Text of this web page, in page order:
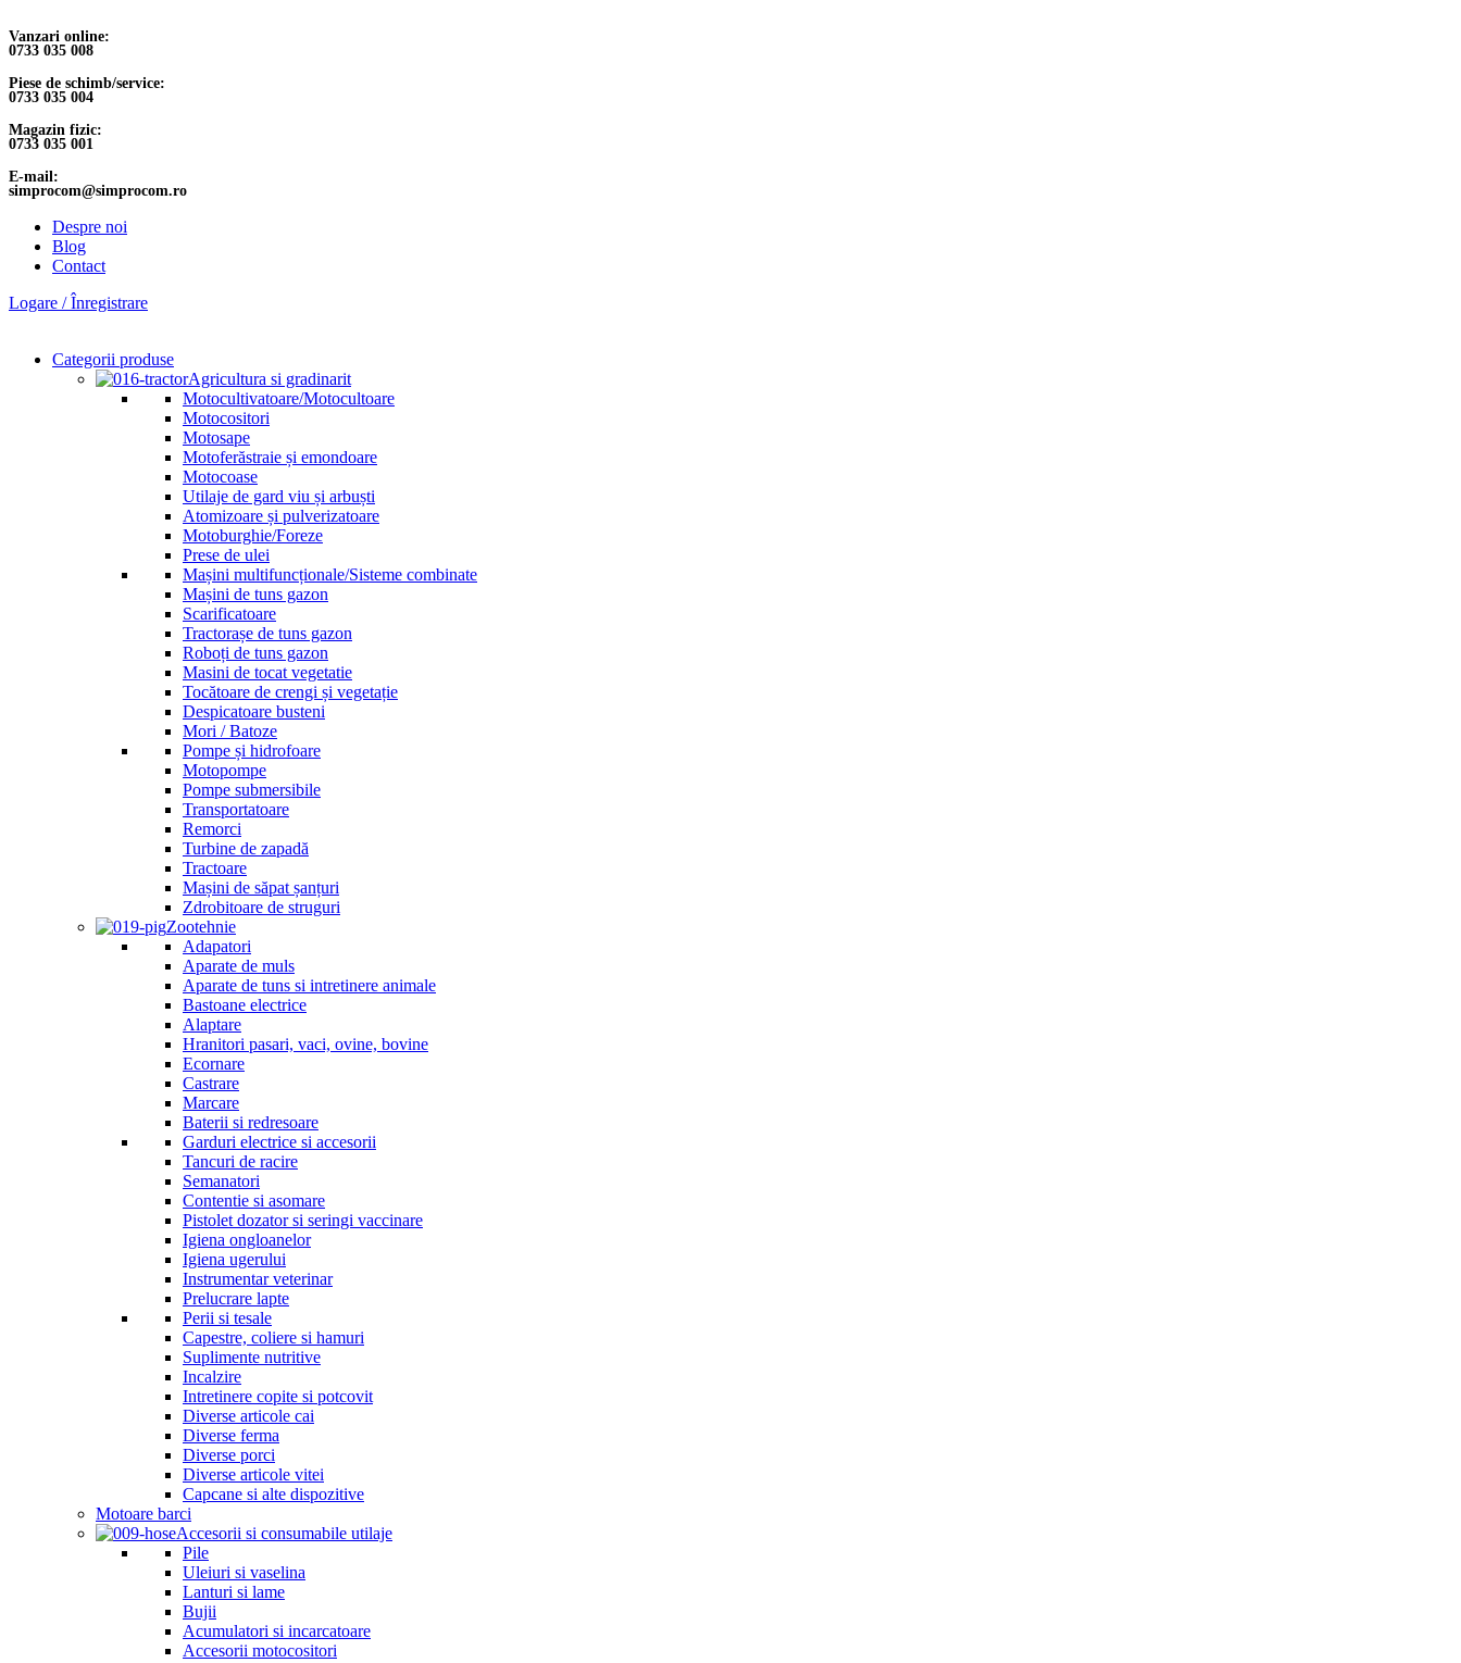
Vanzari online:
0733 035 008
Piese de schimb/service:
0733 035 004
Magazin fizic:
0733 035 001
E-mail:
simprocom@simprocom.ro
Despre noi
Blog
Contact
Logare / Înregistrare
Categorii produse
Agricultura si gradinarit
Motocultivatoare/Motocultoare
Motocositori
Motosape
Motoferăstraie și emondoare
Motocoase
Utilaje de gard viu și arbuști
Atomizoare și pulverizatoare
Motoburghie/Foreze
Prese de ulei
Mașini multifuncționale/Sisteme combinate
Mașini de tuns gazon
Scarificatoare
Tractorașe de tuns gazon
Roboți de tuns gazon
Masini de tocat vegetatie
Tocătoare de crengi și vegetație
Despicatoare busteni
Mori / Batoze
Pompe și hidrofoare
Motopompe
Pompe submersibile
Transportatoare
Remorci
Turbine de zapadă
Tractoare
Mașini de săpat șanțuri
Zdrobitoare de struguri
Zootehnie
Adapatori
Aparate de muls
Aparate de tuns si intretinere animale
Bastoane electrice
Alaptare
Hranitori pasari, vaci, ovine, bovine
Ecornare
Castrare
Marcare
Baterii si redresoare
Garduri electrice si accesorii
Tancuri de racire
Semanatori
Contentie si asomare
Pistolet dozator si seringi vaccinare
Igiena ongloanelor
Igiena ugerului
Instrumentar veterinar
Prelucrare lapte
Perii si tesale
Capestre, coliere si hamuri
Suplimente nutritive
Incalzire
Intretinere copite si potcovit
Diverse articole cai
Diverse ferma
Diverse porci
Diverse articole vitei
Capcane si alte dispozitive
Motoare barci
Accesorii si consumabile utilaje
Pile
Uleiuri si vaselina
Lanturi si lame
Bujii
Acumulatori si incarcatoare
Accesorii motocositori